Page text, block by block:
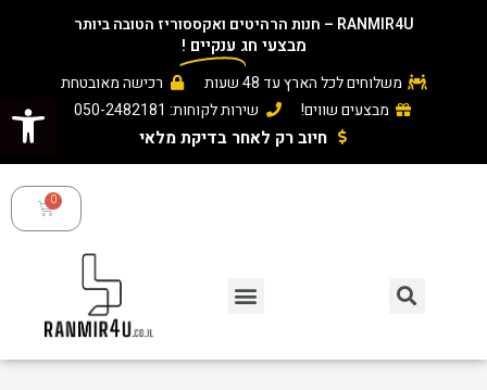
פתח סרגל נגישות
RANMIR4U – חנות הרהיטים ואקססוריז הטובה ביותר
מבצעי חג ענקיים !
משלוחים לכל הארץ עד 48 שעות
רכישה מאובטחת
מבצעים שווים!
שירות לקוחות: 050-2482181
חיוב רק לאחר בדיקת מלאי ​